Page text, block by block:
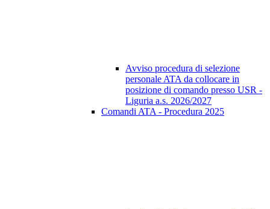
Avviso procedura di selezione
personale ATA da collocare in
posizione di comando presso USR -
Liguria a.s. 2026/2027
Comandi ATA - Procedura 2025